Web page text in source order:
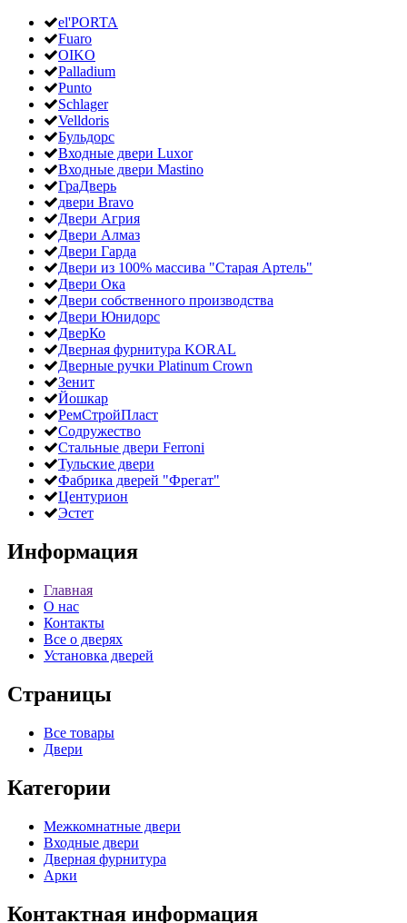
el'PORTA
Fuaro
OIKO
Palladium
Punto
Schlager
Velldoris
Бульдорс
Входные двери Luxor
Входные двери Mastino
ГраДверь
двери Bravo
Двери Агрия
Двери Алмаз
Двери Гарда
Двери из 100% массива "Старая Артель"
Двери Ока
Двери собственного производства
Двери Юнидорс
ДверКо
Дверная фурнитура KORAL
Дверные ручки Platinum Crown
Зенит
Йошкар
РемСтройПласт
Содружество
Стальные двери Ferroni
Тульские двери
Фабрика дверей "Фрегат"
Центурион
Эстет
Информация
Главная
О нас
Контакты
Все о дверях
Установка дверей
Страницы
Все товары
Двери
Категории
Межкомнатные двери
Входные двери
Дверная фурнитура
Арки
Контактная информация